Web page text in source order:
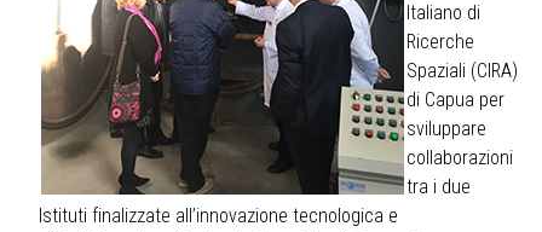
Italiano di
Ricerche
Spaziali (CIRA)
di Capua per
sviluppare
collaborazioni
tra i due
Istituti finalizzate all’innovazione tecnologica e